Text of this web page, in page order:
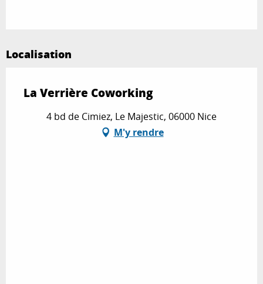
Localisation
La Verrière Coworking
4 bd de Cimiez, Le Majestic, 06000 Nice
M'y rendre